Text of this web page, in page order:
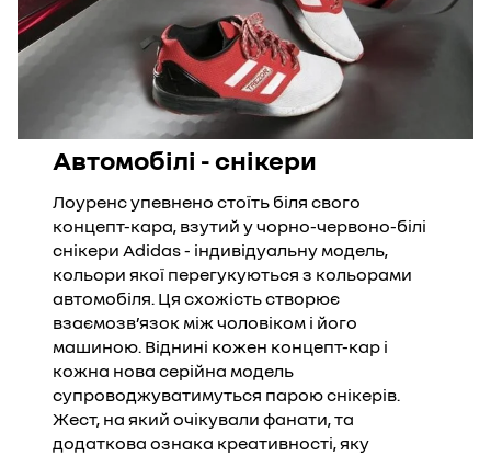
Автомобілі - снікери
Лоуренс упевнено стоїть біля свого
концепт-кара, взутий у чорно-червоно-білі
снікери Adidas - індивідуальну модель,
кольори якої перегукуються з кольорами
автомобіля. Ця схожість створює
взаємозв’язок між чоловіком і його
машиною. Віднині кожен концепт-кар і
кожна нова серійна модель
супроводжуватимуться парою снікерів.
Жест, на який очікували фанати, та
додаткова ознака креативності, яку